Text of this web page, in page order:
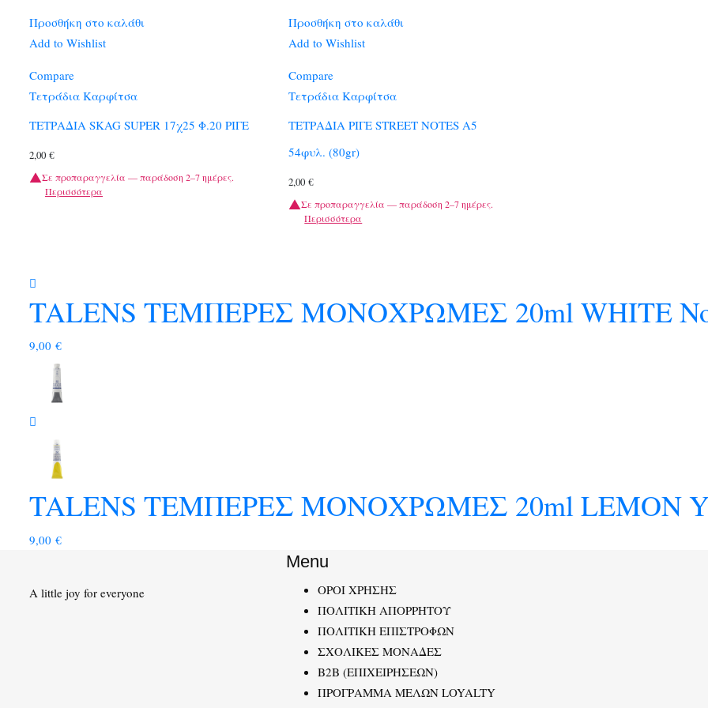
Προσθήκη στο καλάθι
Add to Wishlist
Compare
Τετράδια Καρφίτσα
ΤΕΤΡΑΔΙΑ SKAG SUPER 17χ25 Φ.20 ΡΙΓΕ
2,00 €
Σε προπαραγγελία — παράδοση 2–7 ημέρες.
Περισσότερα
Προσθήκη στο καλάθι
Add to Wishlist
Compare
Τετράδια Καρφίτσα
ΤΕΤΡΑΔΙΑ ΡΙΓΕ STREET NOTES A5
54φυλ. (80gr)
2,00€
Σε προπαραγγελία — παράδοση 2–7 ημέρες.
Περισσότερα
TALENS ΤΕΜΠΕΡΕΣ ΜΟΝΟΧΡΩΜΕΣ 20ml WHITE
9,00 €
TALENS ΤΕΜΠΕΡΕΣ ΜΟΝΟΧΡΩΜΕΣ 20ml LEMON
9,00 €
A little joy for everyone
Menu
ΟΡΟΙ ΧΡΗΣΗΣ
ΠΟΛΙΤΙΚΗ ΑΠΟΡΡΗΤΟΥ
ΠΟΛΙΤΙΚΗ ΕΠΙΣΤΡΟΦΩΝ
ΣΧΟΛΙΚΕΣ ΜΟΝΑΔΕΣ
B2B (ΕΠΙΧΕΙΡΗΣΕΩΝ)
ΠΡΟΓΡΑΜΜΑ ΜΕΛΩΝ LOYALTY